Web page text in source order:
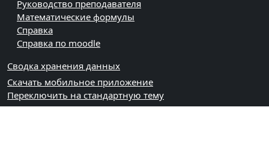
Руководство преподавателя
Математические формулы
Справка
Справка по moodle
Сводка хранения данных
Скачать мобильное приложение
Переключить на стандартную тему